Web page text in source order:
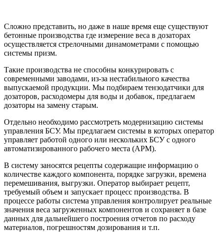
Сложно представить, но даже в наше время еще существуют
бетонные производства где измерение веса в дозаторах
осуществляется стрелочными динамометрами с помощью
системы призм.
Такие производства не способны конкурировать с
современными заводами, из-за нестабильного качества
выпускаемой продукции. Мы подбираем тензодатчики для
дозаторов, расходомеры для воды и добавок, предлагаем
дозаторы на замену старым.
Отдельно необходимо рассмотреть модернизацию системы
управления БСУ. Мы предлагаем системы в которых оператор
управляет работой одного или нескольких БСУ с одного
автоматизированного рабочего места (АРМ).
В систему заносятся рецепты содержащие информацию о
количестве каждого компонента, порядке загрузки, времена
перемешивания, выгрузки. Оператор выбирает рецепт,
требуемый объем и запускает процесс производства. В
процессе работы система управления контролирует реальные
значения веса загруженных компонентов и сохраняет в базе
данных для дальнейшего построения отчетов по расходу
материалов, погрешностям дозирования и т.п.